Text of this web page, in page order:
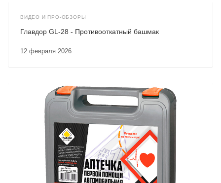
ВИДЕО И ПРО-ОБЗОРЫ
12 февраля 2026
Главдор GL-28 - Противооткатный башмак